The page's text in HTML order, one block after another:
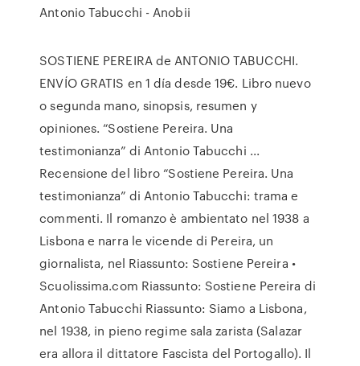
Antonio Tabucchi - Anobii
SOSTIENE PEREIRA de ANTONIO TABUCCHI.
ENVÍO GRATIS en 1 día desde 19€. Libro nuevo
o segunda mano, sinopsis, resumen y
opiniones. “Sostiene Pereira. Una
testimonianza” di Antonio Tabucchi ...
Recensione del libro “Sostiene Pereira. Una
testimonianza” di Antonio Tabucchi: trama e
commenti. Il romanzo è ambientato nel 1938 a
Lisbona e narra le vicende di Pereira, un
giornalista, nel Riassunto: Sostiene Pereira •
Scuolissima.com Riassunto: Sostiene Pereira di
Antonio Tabucchi Riassunto: Siamo a Lisbona,
nel 1938, in pieno regime sala zarista (Salazar
era allora il dittatore Fascista del Portogallo). Il